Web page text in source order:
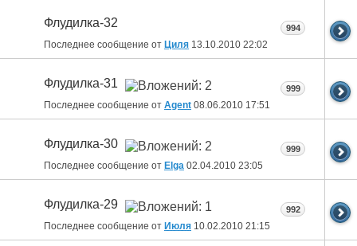
Флудилка-32
Последнее сообщение от Циля 13.10.2010 22:02
994
Флудилка-31
Последнее сообщение от Agent 08.06.2010 17:51
999
Флудилка-30
Последнее сообщение от Elga 02.04.2010 23:05
999
Флудилка-29
Последнее сообщение от Июля 10.02.2010 21:15
992